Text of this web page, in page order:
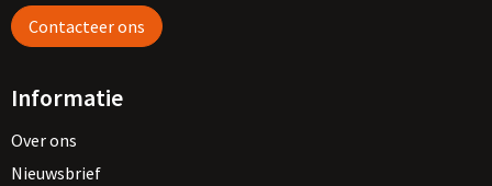
Contacteer ons
Informatie
Over ons
Nieuwsbrief